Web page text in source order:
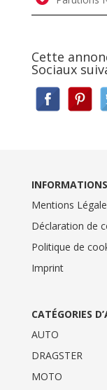
Cette
Sociaux
INFORMATIONS
Mentions
Déclaration de
Politique de
Imprint
CATÉGORIES
AUTO
DRAGSTER
MOTO